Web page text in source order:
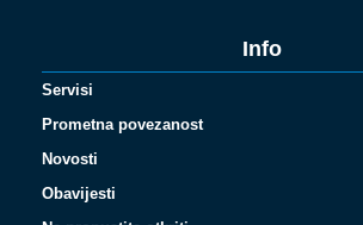
Info
Servisi
Prometna povezanost
Novosti
Obavijesti